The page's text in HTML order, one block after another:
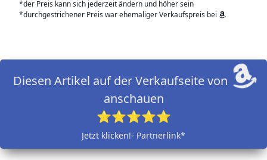
*der Preis kann sich jederzeit ändern und höher sein
*durchgestrichener Preis war ehemaliger Verkaufspreis bei
Diesen Artikel auf der Verkaufseite von
anschauen
⭐⭐⭐⭐⭐
Jetzt klicken!- Partnerlink*